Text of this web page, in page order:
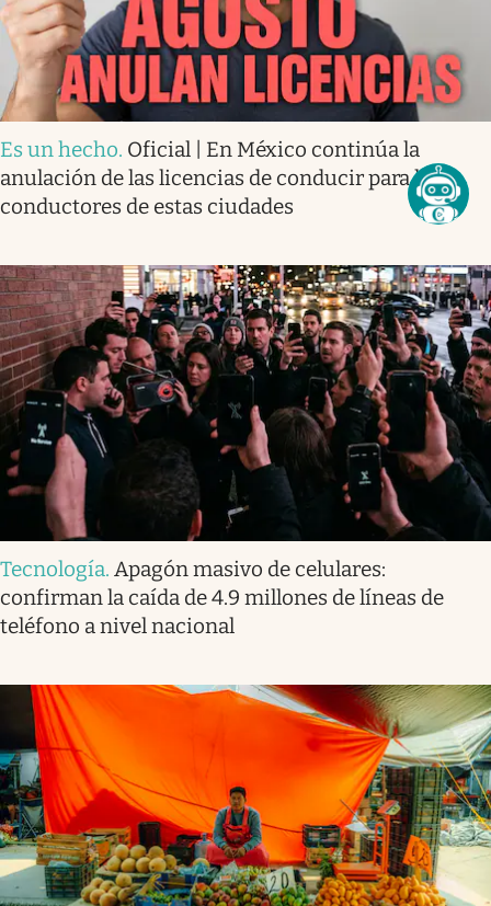
Es un hecho. Oficial | En México continúa la
anulación de las licencias de conducir para los
conductores de estas ciudades
Tecnología. Apagón masivo de celulares:
confirman la caída de 4.9 millones de líneas de
teléfono a nivel nacional